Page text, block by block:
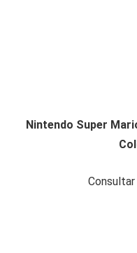
Nintendo Super